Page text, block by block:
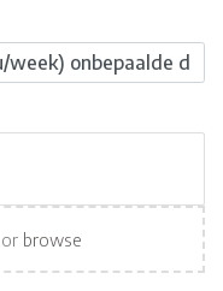
browse